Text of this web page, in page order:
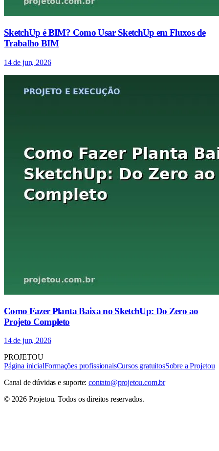
SketchUp é BIM? Como Usar SketchUp em Fluxos de
Trabalho BIM
14 de jun, 2026
Como Fazer Planta Baixa no SketchUp: Do Zero ao
Projeto Completo
14 de jun, 2026
PROJETOU
Página inicialFormações profissionaisCursos gratuitosSobre a Projetou
Canal de dúvidas e suporte: contato@projetou.com.br
© 2026 Projetou. Todos os direitos reservados.